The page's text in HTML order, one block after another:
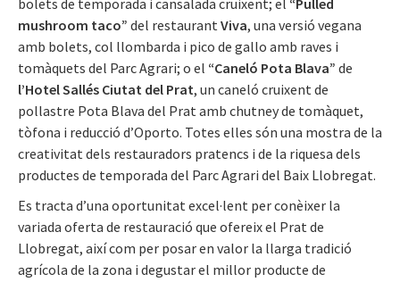
mushroom taco” del restaurant Viva, una versió vegana
amb bolets, col llombarda i pico de gallo amb raves i
tomàquets del Parc Agrari; o el “Caneló Pota Blava” de
l’Hotel Sallés Ciutat del Prat, un caneló cruixent de
pollastre Pota Blava del Prat amb chutney de tomàquet,
tòfona i reducció d’Oporto. Totes elles són una mostra de la
creativitat dels restauradors pratencs i de la riquesa dels
productes de temporada del Parc Agrari del Baix Llobregat.
Es tracta d’una oportunitat excel·lent per conèixer la
variada oferta de restauració que ofereix el Prat de
Llobregat, així com per posar en valor la llarga tradició
agrícola de la zona i degustar el millor producte de